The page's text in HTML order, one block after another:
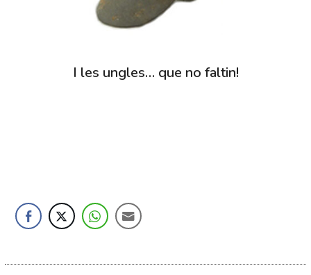
I les ungles… que no faltin!